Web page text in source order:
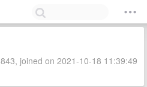
joined on 2021-10-18 11:39:49